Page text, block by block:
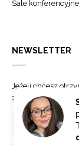
Sale
NEWSLETTER
Jeżeli chcesz
zapisz się do